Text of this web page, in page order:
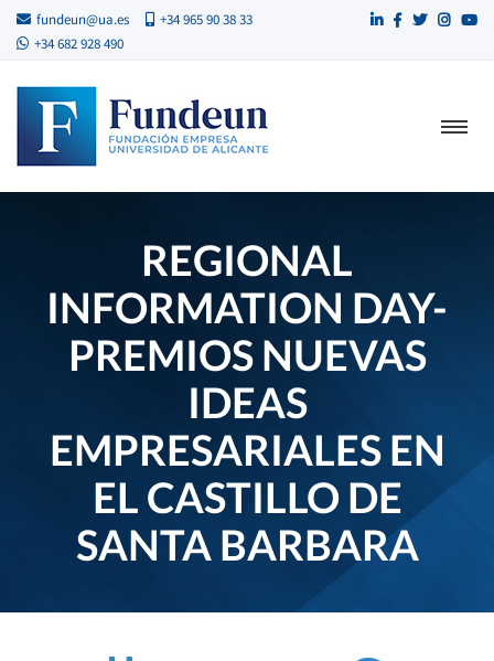
fundeun@ua.es
+34 965 90 38 33
+34 682 928 490
REGIONAL
INFORMATION DAY-
PREMIOS NUEVAS
IDEAS
EMPRESARIALES EN
EL CASTILLO DE
SANTA BARBARA